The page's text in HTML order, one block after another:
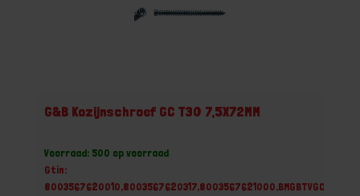
G&B Kozijnschroef GC T30 7,5X72MM
Voorraad: 500 op voorraad
Gtin:
8003567620010,8003567620317,8003567621000,BMGBTVGC10